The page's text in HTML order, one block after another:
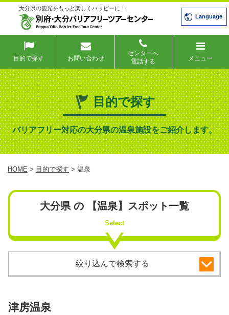
大分県の観光をもっと楽しくハッピーに！
Language
目的で探す お問い合わせ
センターへ
電話する
メニュー
目的で探す
バリアフリー対応の大分県の温泉施設をご紹介します。
HOME > 目的で探す > 温泉
大分県 の 【温泉】スポット一覧
Select
絞り込んで検索する
津房温泉